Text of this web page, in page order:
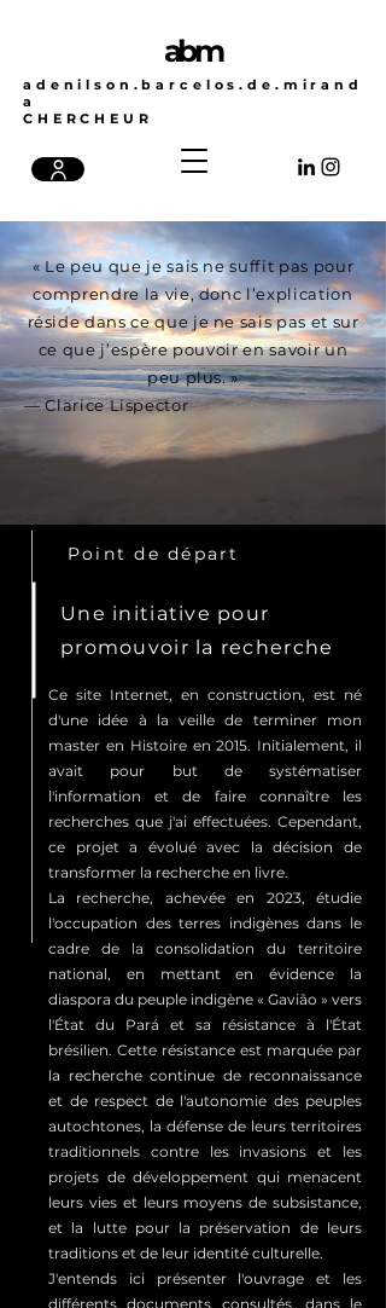
abm
adenilson.barcelos.de.mirand
a
CHERCHEUR
« Le peu que je sais ne suffit pas pour
comprendre la vie, donc l’explication
réside dans ce que je ne sais pas et sur
ce que j’espère pouvoir en savoir un
peu plus. »
— Clarice Lispector
Point de départ
Une initiative pour
promouvoir la recherche
Ce site Internet, en construction, est né
d'une idée à la veille de terminer mon
master en Histoire en 2015. Initialement, il
avait pour but de systématiser
l'information et de faire connaître les
recherches que j'ai effectuées. Cependant,
ce projet a évolué avec la décision de
transformer la recherche en livre.
La recherche, achevée en 2023, étudie
l'occupation des terres indigènes dans le
cadre de la consolidation du territoire
national, en mettant en évidence la
diaspora du peuple indigène « Gavião » vers
l'État du Pará et sa résistance à l'État
brésilien. Cette résistance est marquée par
la recherche continue de reconnaissance
et de respect de l'autonomie des peuples
autochtones, la défense de leurs territoires
traditionnels contre les invasions et les
projets de développement qui menacent
leurs vies et leurs moyens de subsistance,
et la lutte pour la préservation de leurs
traditions et de leur identité culturelle.
J'entends ici présenter l'ouvrage et les
différents documents consultés, dans le